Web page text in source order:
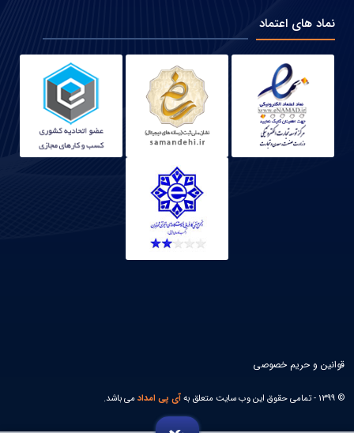
نماد های اعتماد
© 1399 - تمامی حقوق این وب سایت متعلق به آی پی امدادمی باشد.
قوانین و حریم خصوصی